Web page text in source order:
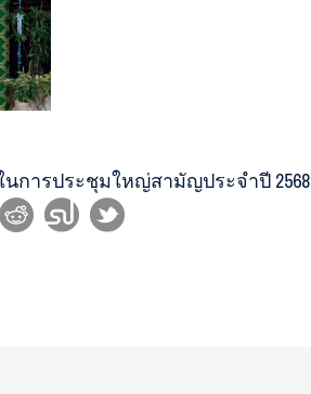
การประชุมใหญ่สามัญประจำปี 2568